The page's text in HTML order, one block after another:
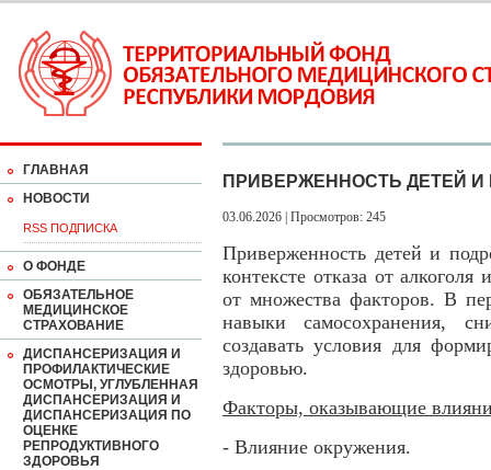
ГЛАВНАЯ
НОВОСТИ
RSS ПОДПИСКА
О ФОНДЕ
ОБЯЗАТЕЛЬНОЕ
МЕДИЦИНСКОЕ
СТРАХОВАНИЕ
ДИСПАНСЕРИЗАЦИЯ И
ПРОФИЛАКТИЧЕСКИЕ
ОСМОТРЫ, УГЛУБЛЕННАЯ
ДИСПАНСЕРИЗАЦИЯ И
ДИСПАНСЕРИЗАЦИЯ ПО
ОЦЕНКЕ
РЕПРОДУКТИВНОГО
ЗДОРОВЬЯ
ПРИВЕРЖЕННОСТЬ ДЕТЕЙ И
03.06.2026 | Просмотров: 245
Приверженность детей и
контексте отказа от алкоголя
от множества факторов. В
навыки самосохранения,
создавать условия для
здоровью.
Факторы, оказывающие
- Влияние окружения.